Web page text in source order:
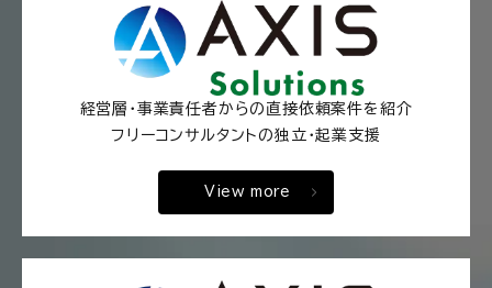
経営層・事業責任者からの直接依頼案件を紹介
フリーコンサルタントの独立・起業支援
View more